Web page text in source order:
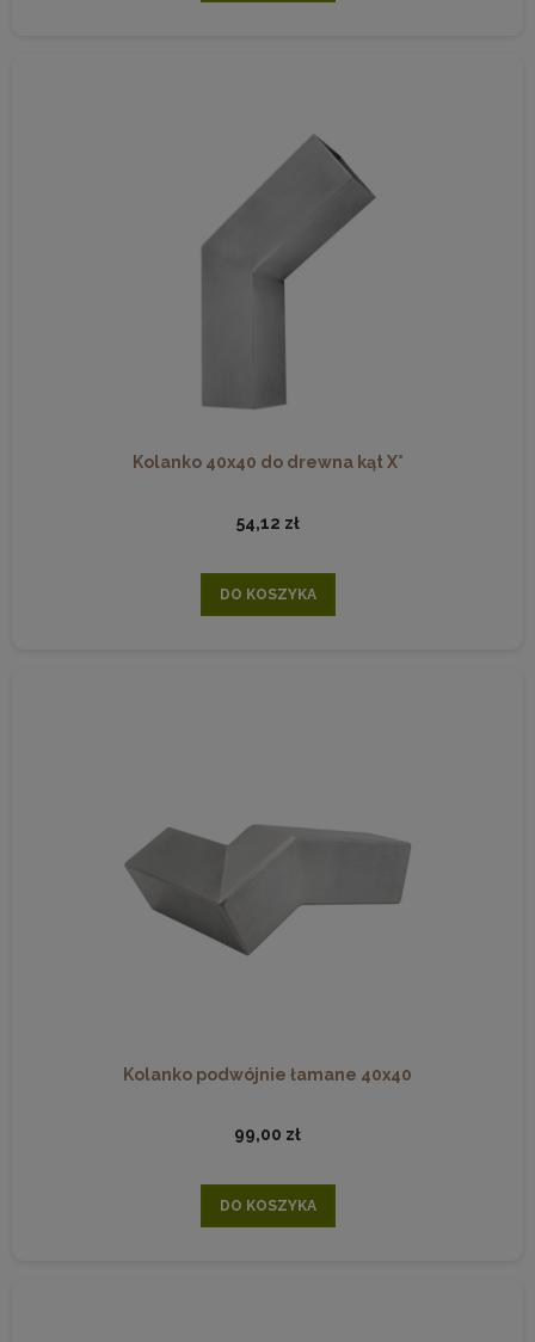
Kolanko 40x40 do drewna kąt X°
54,12 zł
DO KOSZYKA
Kolanko podwójnie łamane 40x40
99,00 zł
DO KOSZYKA